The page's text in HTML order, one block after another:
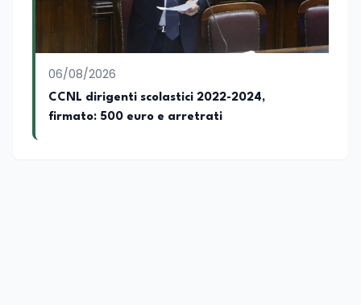
06/08/2026
CCNL dirigenti scolastici 2022-2024,
firmato: 500 euro e arretrati